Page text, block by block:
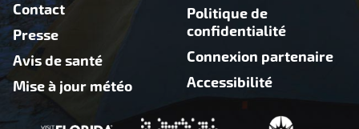
Contact
Presse
Avis de santé
Mise à jour météo
Politique de
confidentialité
Connexion partenaire
Accessibilité